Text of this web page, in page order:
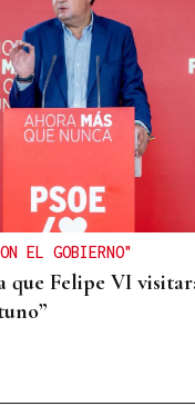
EL GOBIERNO"
que Felipe VI